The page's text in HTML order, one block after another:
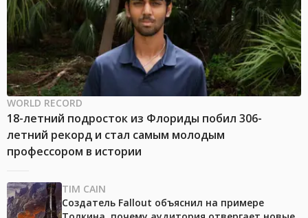
WORLD RECORD
18-летний подросток из Флориды побил 306-
летний рекорд и стал самым молодым
профессором в истории
TIM CAIN
Создатель Fallout объяснил на примере